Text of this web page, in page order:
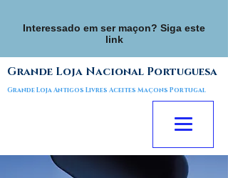
Interessado em ser maçon? Siga este
link
Grande Loja Nacional Portuguesa
Grande Loja Antigos Livres Aceites Maçons Portugal